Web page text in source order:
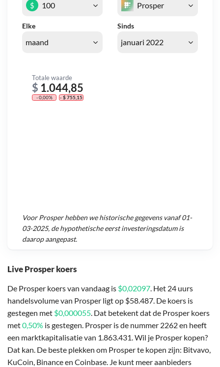
Live Prosper koers
De Prosper koers van vandaag is $0,02097. Het 24 uurs
handelsvolume van Prosper ligt op $58.487. De koers is
gestegen met $0,000055. Dat betekent dat de Prosper koers
met0,50% is gestegen. Prosper is de nummer 2262 en heeft
een marktkapitalisatie van 1.863.431. Wil je Prosper kopen?
Dat kan. De beste plekken om Prosper te kopen zijn: Bitvavo,
KuCoin, Binance en Coinbase. Je kunt meer aanbieders
Elke Sinds
$
Totale waarde
$ 1.044,85
- 0,00% - $ 755,15
VoorProsperhebben we historische gegevens vanaf01-
03-2025, de hypothetische eerst investeringsdatum is
daarop aangepast.